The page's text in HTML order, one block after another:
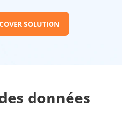
SOLUTION
données